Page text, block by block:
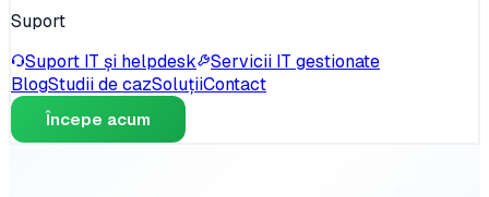
Suport
Suport IT și helpdesk
Servicii IT gestionate
BlogStudii de cazSoluțiiContact
Începe acum